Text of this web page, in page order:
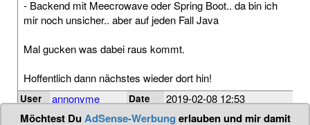
- Backend mit Meecrowave oder Spring Boot.. da bin ich
mir noch unsicher.. aber auf jeden Fall Java
Mal gucken was dabei raus kommt.
Hoffentlich dann nächstes wieder dort hin!
User annonyme Date 2019-02-08 12:53
Tags ct webdev,hannes pries internet , ux
Möchtest DuAdSense-Werbung erlauben und mir damit